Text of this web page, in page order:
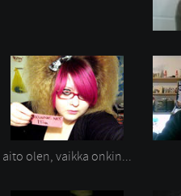
aito olen, vaikka onkin...